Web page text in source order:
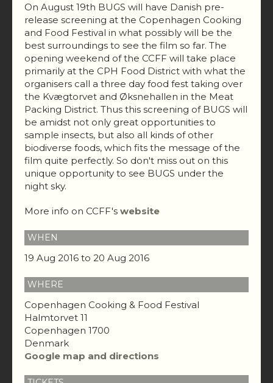
On August 19th BUGS will have Danish pre-
release screening at the Copenhagen Cooking
and Food Festival in what possibly will be the
best surroundings to see the film so far. The
opening weekend of the CCFF will take place
primarily at the CPH Food District with what the
organisers call a three day food fest taking over
the Kvægtorvet and Øksnehallen in the Meat
Packing District. Thus this screening of BUGS will
be amidst not only great opportunities to
sample insects, but also all kinds of other
biodiverse foods, which fits the message of the
film quite perfectly. So don't miss out on this
unique opportunity to see BUGS under the
night sky.
More info on CCFF's website
WHEN
19 Aug 2016 to 20 Aug 2016
WHERE
Copenhagen Cooking & Food Festival
Halmtorvet 11
Copenhagen 1700
Denmark
Google map and directions